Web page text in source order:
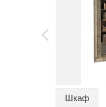
Шкаф